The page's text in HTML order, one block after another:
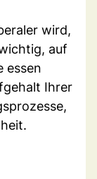
wird,
auf
essen
Ihrer